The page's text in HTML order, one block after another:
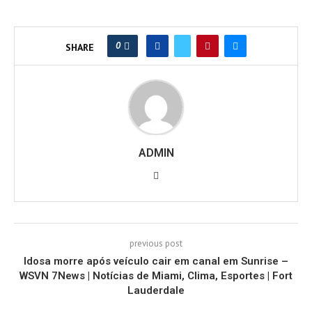
SHARE 0
ADMIN
previous post
Idosa morre após veículo cair em canal em Sunrise –
WSVN 7News | Notícias de Miami, Clima, Esportes | Fort
Lauderdale